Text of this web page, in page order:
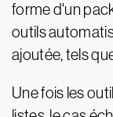
forme d'un
outils
ajoutée, tels
Une fois les